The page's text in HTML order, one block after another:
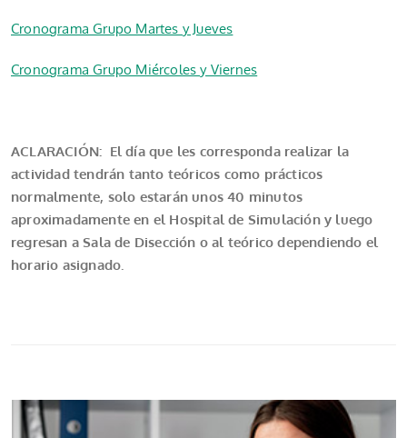
Cronograma Grupo Martes y Jueves
Cronograma Grupo Miércoles y Viernes
ACLARACIÓN: El día que les corresponda realizar la
actividad tendrán tanto teóricos como prácticos
normalmente, solo estarán unos 40 minutos
aproximadamente en el Hospital de Simulación y luego
regresan a Sala de Disección o al teórico dependiendo el
horario asignado.